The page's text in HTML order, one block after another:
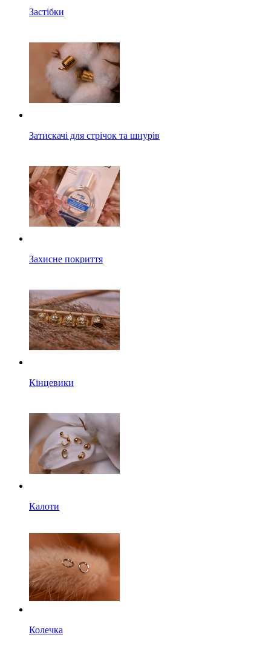
Застібки
Затискачі для стрічок та шнурів
Захисне покриття
Кінцевики
Калоти
Колечка